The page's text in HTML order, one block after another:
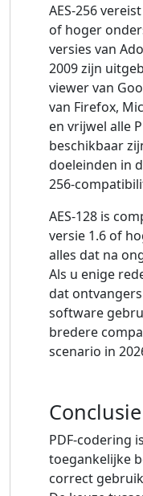
AES-256
of hoger
versies van
2009 zijn
viewer van
van Firefox,
en vrijwel alle
beschikbaar
doeleinden in
256-
AES-128 is
versie 1.6 of
alles dat na
Als u enige
dat
software
bredere
scenario in
Conclusie
PDF-codering
toegankelijke
correct